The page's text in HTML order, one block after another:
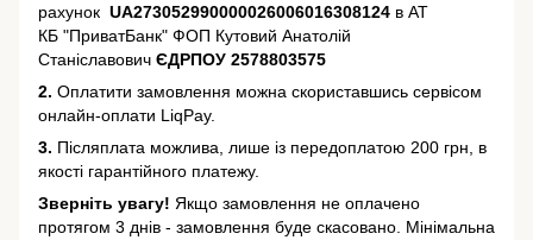
рахунок UA273052990000026006016308124 в АТ
КБ "ПриватБанк" ФОП Кутовий Анатолій
Станіславович ЄДРПОУ 2578803575
2. Оплатити замовлення можна скориставшись сервісом
онлайн-оплати LiqPay.
3. Післяплата можлива, лише із передоплатою 200 грн, в
якості гарантійного платежу.
Зверніть увагу! Якщо замовлення не оплачено
протягом 3 днів - замовлення буде скасовано. Мінімальна